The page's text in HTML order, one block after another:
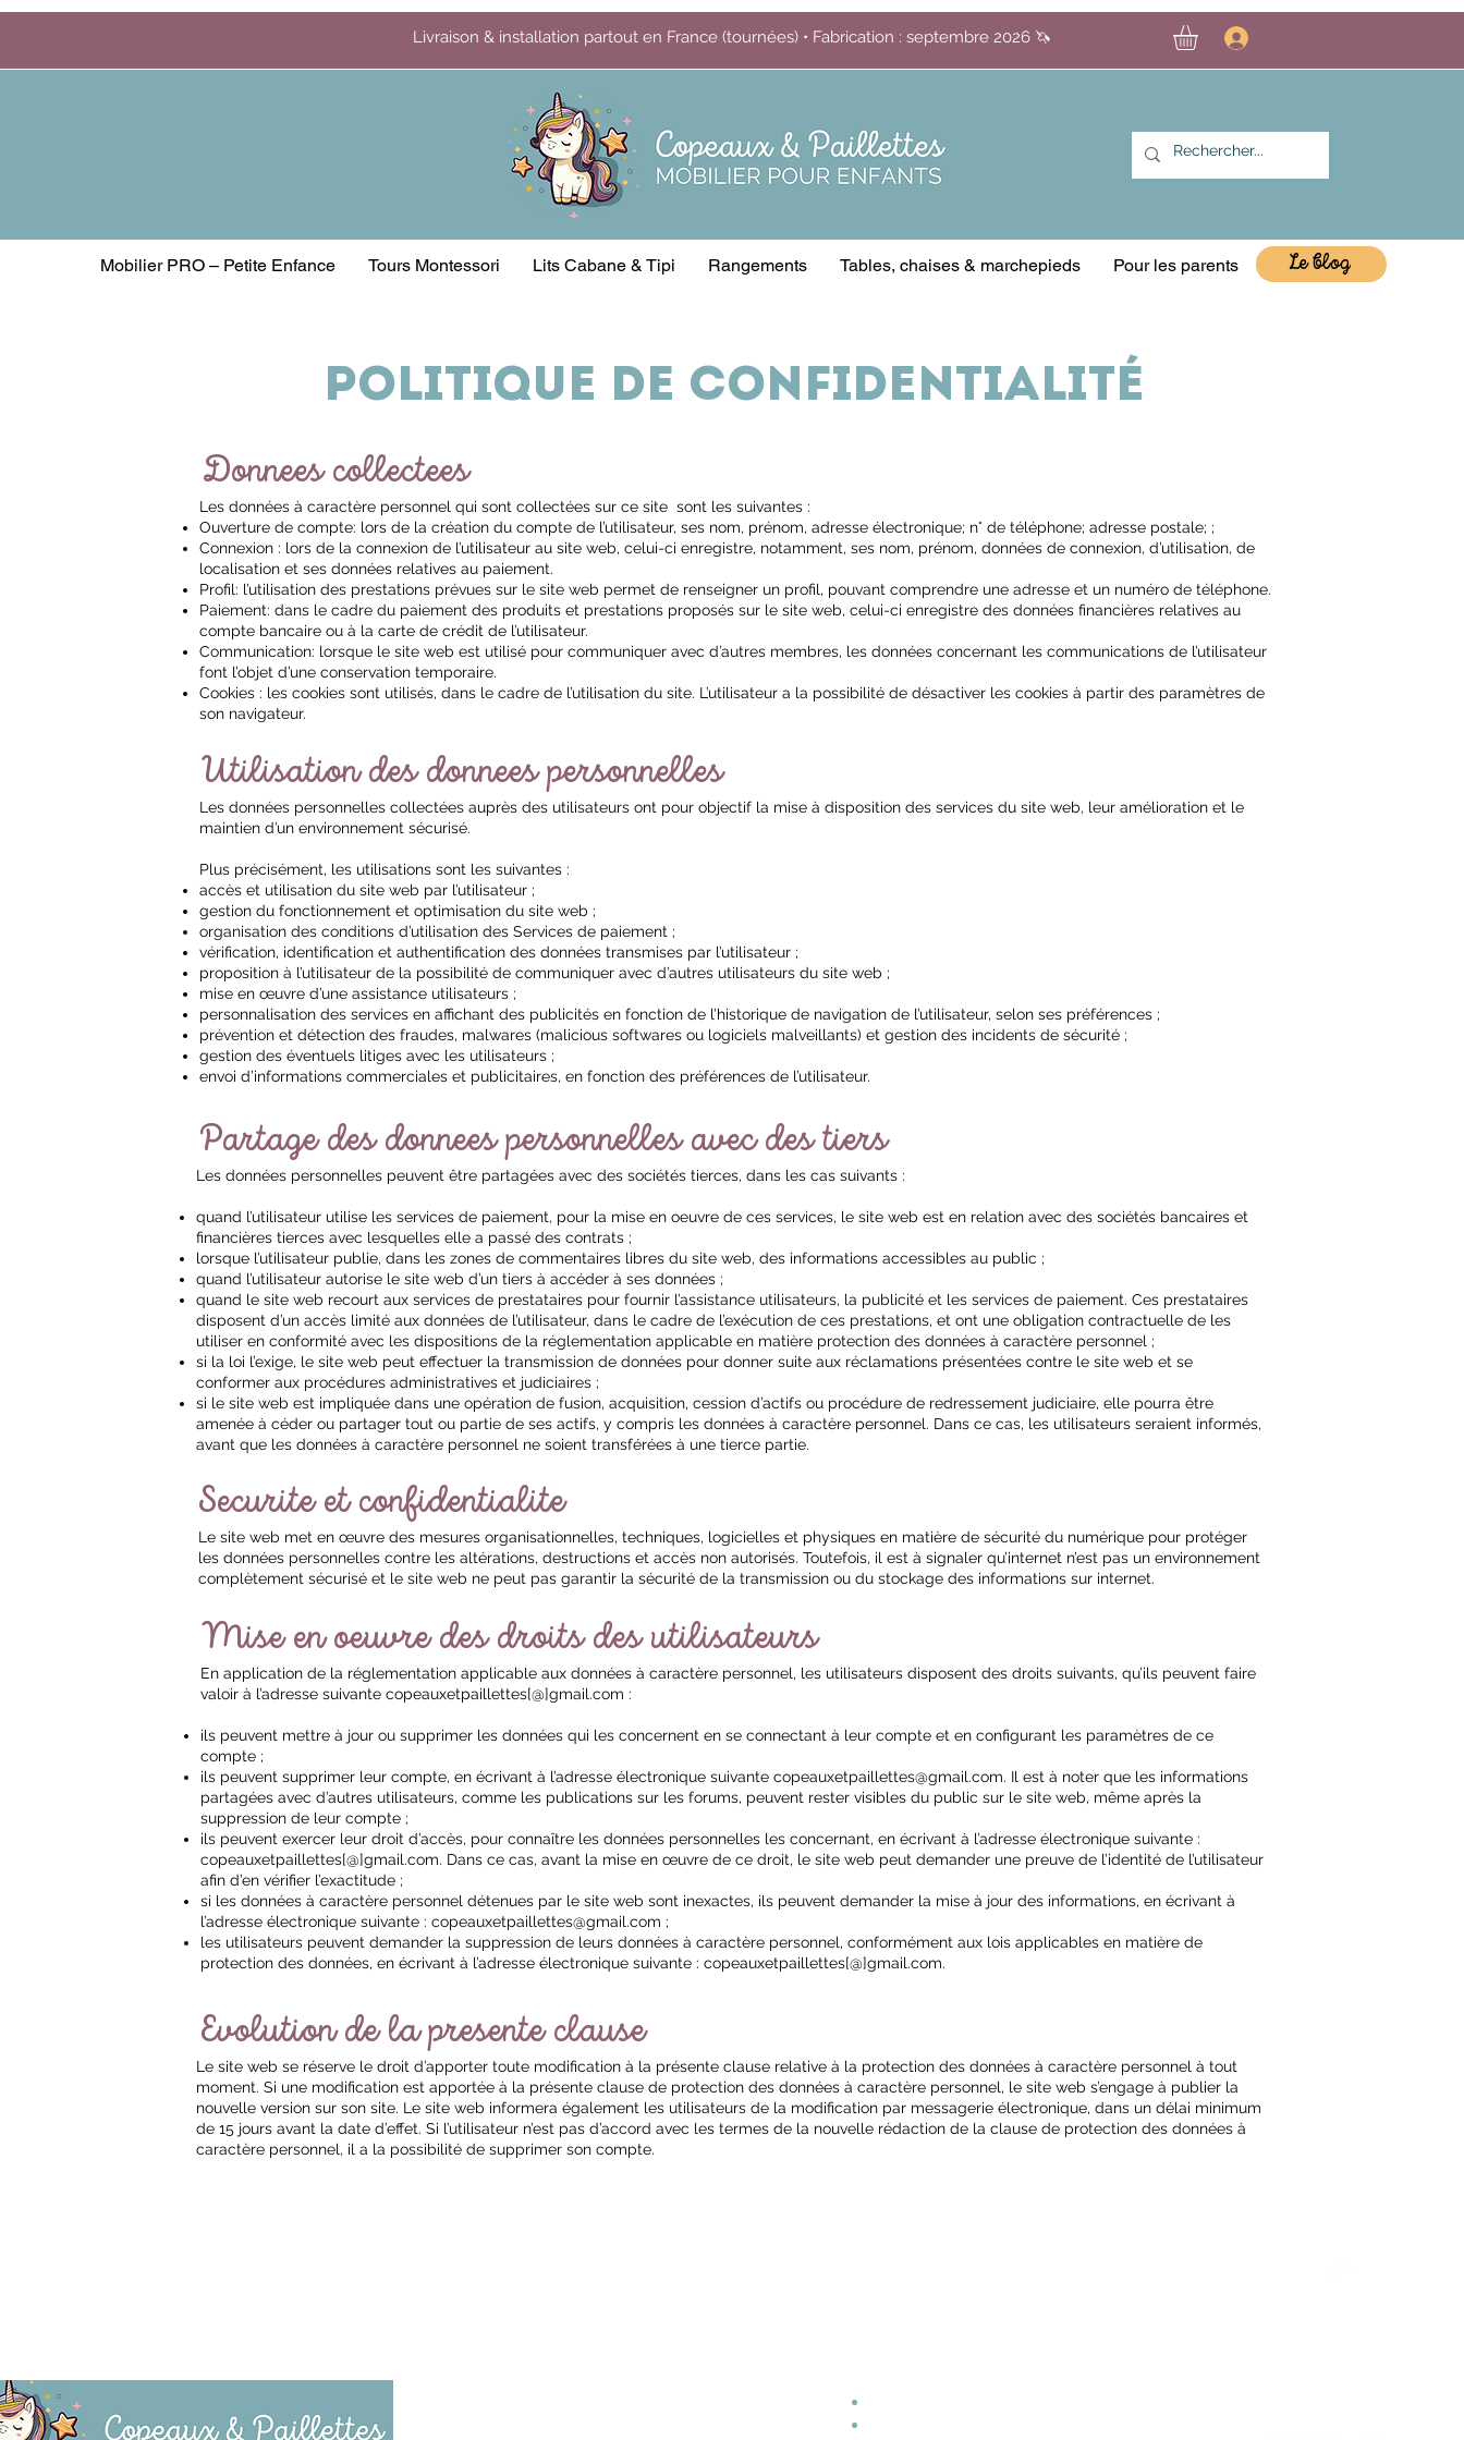
Livraison & installation partout en France (tournées) • Fabrication : septembre 2026 🦄
Mobilier PRO – Petite Enfance Tours Montessori Lits Cabane & Tipi Rangements Tables, chaises & marchepieds Pour les parents Le blog
Politique de confidentialité
Donnees collectees
Les données à caractère personnel qui sont collectées sur ce site sont les suivantes :
Ouverture de compte: lors de la création du compte de l’utilisateur, ses nom, prénom, adresse électronique; n° de téléphone; adresse postale; ;
Connexion : lors de la connexion de l’utilisateur au site web, celui-ci enregistre, notamment, ses nom, prénom, données de connexion, d’utilisation, de
localisation et ses données relatives au paiement.
Profil: l’utilisation des prestations prévues sur le site web permet de renseigner un profil, pouvant comprendre une adresse et un numéro de téléphone.
Paiement: dans le cadre du paiement des produits et prestations proposés sur le site web, celui-ci enregistre des données financières relatives au
compte bancaire ou à la carte de crédit de l’utilisateur.
Communication: lorsque le site web est utilisé pour communiquer avec d’autres membres, les données concernant les communications de l’utilisateur
font l’objet d’une conservation temporaire.
Cookies : les cookies sont utilisés, dans le cadre de l’utilisation du site. L’utilisateur a la possibilité de désactiver les cookies à partir des paramètres de
son navigateur.
Utilisation des donnees personnelles
Les données personnelles collectées auprès des utilisateurs ont pour objectif la mise à disposition des services du site web, leur amélioration et le
maintien d’un environnement sécurisé.
Plus précisément, les utilisations sont les suivantes :
accès et utilisation du site web par l’utilisateur ;
gestion du fonctionnement et optimisation du site web ;
organisation des conditions d’utilisation des Services de paiement ;
vérification, identification et authentification des données transmises par l’utilisateur ;
proposition à l’utilisateur de la possibilité de communiquer avec d’autres utilisateurs du site web ;
mise en œuvre d’une assistance utilisateurs ;
personnalisation des services en affichant des publicités en fonction de l’historique de navigation de l’utilisateur, selon ses préférences ;
prévention et détection des fraudes, malwares (malicious softwares ou logiciels malveillants) et gestion des incidents de sécurité ;
gestion des éventuels litiges avec les utilisateurs ;
envoi d’informations commerciales et publicitaires, en fonction des préférences de l’utilisateur.
Partage des donnees personnelles avec des tiers
Les données personnelles peuvent être partagées avec des sociétés tierces, dans les cas suivants :
quand l’utilisateur utilise les services de paiement, pour la mise en oeuvre de ces services, le site web est en relation avec des sociétés bancaires et
financières tierces avec lesquelles elle a passé des contrats ;
lorsque l’utilisateur publie, dans les zones de commentaires libres du site web, des informations accessibles au public ;
quand l’utilisateur autorise le site web d’un tiers à accéder à ses données ;
quand le site web recourt aux services de prestataires pour fournir l’assistance utilisateurs, la publicité et les services de paiement. Ces prestataires
disposent d’un accès limité aux données de l’utilisateur, dans le cadre de l’exécution de ces prestations, et ont une obligation contractuelle de les
utiliser en conformité avec les dispositions de la réglementation applicable en matière protection des données à caractère personnel ;
si la loi l’exige, le site web peut effectuer la transmission de données pour donner suite aux réclamations présentées contre le site web et se
conformer aux procédures administratives et judiciaires ;
si le site web est impliquée dans une opération de fusion, acquisition, cession d’actifs ou procédure de redressement judiciaire, elle pourra être
amenée à céder ou partager tout ou partie de ses actifs, y compris les données à caractère personnel. Dans ce cas, les utilisateurs seraient informés,
avant que les données à caractère personnel ne soient transférées à une tierce partie.
Securite et confidentialite
Le site web met en œuvre des mesures organisationnelles, techniques, logicielles et physiques en matière de sécurité du numérique pour protéger
les données personnelles contre les altérations, destructions et accès non autorisés. Toutefois, il est à signaler qu’internet n’est pas un environnement
complètement sécurisé et le site web ne peut pas garantir la sécurité de la transmission ou du stockage des informations sur internet.
Mise en oeuvre des droits des utilisateurs
En application de la réglementation applicable aux données à caractère personnel, les utilisateurs disposent des droits suivants, qu’ils peuvent faire
valoir à l’adresse suivante copeauxetpaillettes[@]gmail.com :
ils peuvent mettre à jour ou supprimer les données qui les concernent en se connectant à leur compte et en configurant les paramètres de ce
compte ;
ils peuvent supprimer leur compte, en écrivant à l’adresse électronique suivante copeauxetpaillettes@gmail.com. Il est à noter que les informations
partagées avec d’autres utilisateurs, comme les publications sur les forums, peuvent rester visibles du public sur le site web, même après la
suppression de leur compte ;
ils peuvent exercer leur droit d’accès, pour connaître les données personnelles les concernant, en écrivant à l’adresse électronique suivante :
copeauxetpaillettes[@]gmail.com. Dans ce cas, avant la mise en œuvre de ce droit, le site web peut demander une preuve de l’identité de l’utilisateur
afin d’en vérifier l’exactitude ;
si les données à caractère personnel détenues par le site web sont inexactes, ils peuvent demander la mise à jour des informations, en écrivant à
l’adresse électronique suivante : copeauxetpaillettes@gmail.com ;
les utilisateurs peuvent demander la suppression de leurs données à caractère personnel, conformément aux lois applicables en matière de
protection des données, en écrivant à l’adresse électronique suivante : copeauxetpaillettes[@]gmail.com.
Evolution de la presente clause
Le site web se réserve le droit d’apporter toute modification à la présente clause relative à la protection des données à caractère personnel à tout
moment. Si une modification est apportée à la présente clause de protection des données à caractère personnel, le site web s’engage à publier la
nouvelle version sur son site. Le site web informera également les utilisateurs de la modification par messagerie électronique, dans un délai minimum
de 15 jours avant la date d’effet. Si l’utilisateur n’est pas d’accord avec les termes de la nouvelle rédaction de la clause de protection des données à
caractère personnel, il a la possibilité de supprimer son compte.